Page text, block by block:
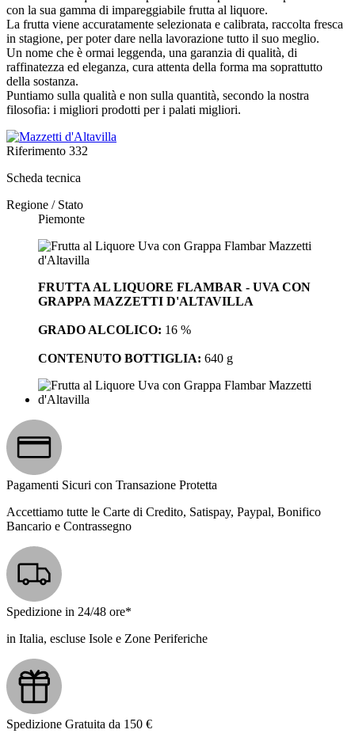
con la sua gamma di impareggiabile frutta al liquore.
La frutta viene accuratamente selezionata e calibrata, raccolta fresca
in stagione, per poter dare nella lavorazione tutto il suo meglio.
Un nome che è ormai leggenda, una garanzia di qualità, di
raffinatezza ed eleganza, cura attenta della forma ma soprattutto
della sostanza.
Puntiamo sulla qualità e non sulla quantità, secondo la nostra
filosofia: i migliori prodotti per i palati migliori.
Riferimento 332
Scheda tecnica
Regione / Stato
Piemonte
FRUTTA AL LIQUORE FLAMBAR - UVA CON
GRAPPA MAZZETTI D'ALTAVILLA
GRADO ALCOLICO: 16 %
CONTENUTO BOTTIGLIA: 640 g
Pagamenti Sicuri con Transazione Protetta
Accettiamo tutte le Carte di Credito, Satispay, Paypal, Bonifico
Bancario e Contrassegno
Spedizione in 24/48 ore*
in Italia, escluse Isole e Zone Periferiche
Spedizione Gratuita da 150 €